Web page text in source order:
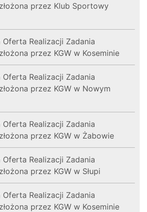
przez Klub Sportowy
Realizacji Zadania
przez KGW w Koseminie
Realizacji Zadania
przez KGW w Nowym
Realizacji Zadania
przez KGW w Żabowie
Realizacji Zadania
przez KGW w Słupi
Realizacji Zadania
przez KGW w Koseminie